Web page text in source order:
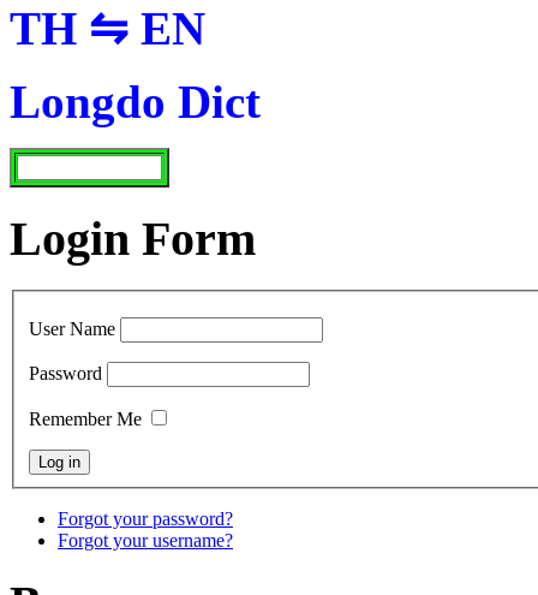
TH ⇋ EN
Longdo Dict
Login Form
User Name
Password
Remember Me
Forgot your password?
Forgot your username?